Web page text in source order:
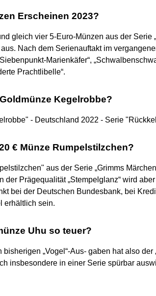
Erscheinen 2023?
gleich vier 5-Euro-Münzen aus der Serie
Nach dem Serienauftakt im
Marienkäfer“,
Prachtlibelle“.
Kegelrobbe?
- Deutschland 2022 - Serie
€ Münze Rumpelstilzchen?
aus der Serie „Grimms
der Prägequalität „Stempelglanz“ wird
bei der Deutschen Bundesbank, bei
erhältlich sein.
Uhu so teuer?
„Vogel“-Aus- gaben hat also der
insbesondere in einer Serie spürbar